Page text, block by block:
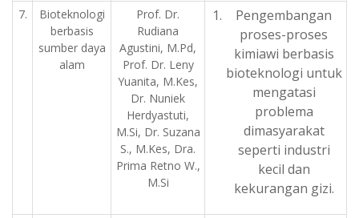
7.
Bioteknologi
berbasis
sumber daya
alam
Prof. Dr.
Rudiana
Agustini, M.Pd,
Prof. Dr. Leny
Yuanita, M.Kes,
Dr. Nuniek
Herdyastuti,
M.Si, Dr. Suzana
S., M.Kes, Dra.
Prima Retno W.,
M.Si
Pengembangan
proses-proses
kimiawi berbasis
bioteknologi untuk
mengatasi
problema
dimasyarakat
seperti industri
kecil dan
kekurangan gizi.